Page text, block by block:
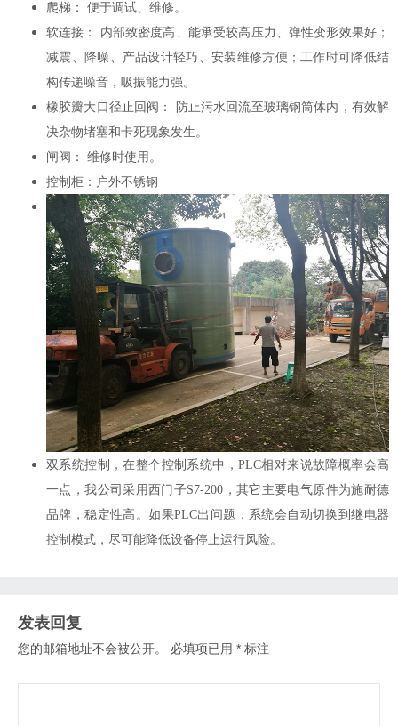
爬梯： 便于调试、维修。
软连接： 内部致密度高、能承受较高压力、弹性变形效果好；
减震、降噪、产品设计轻巧、安装维修方便；工作时可降低结
构传递噪音，吸振能力强。
橡胶瓣大口径止回阀： 防止污水回流至玻璃钢筒体内，有效解
决杂物堵塞和卡死现象发生。
闸阀： 维修时使用。
控制柜：户外不锈钢
双系统控制，在整个控制系统中， PLC相对来说故障概率会高
一点，我公司采用西门子S7-200 ，其它主要电气原件为施耐德
品牌，稳定性高。如果PLC出问题，系统会自动切换到继电器
控制模式，尽可能降低设备停止运行风险。
发表回复
您的邮箱地址不会被公开。 必填项已用 * 标注